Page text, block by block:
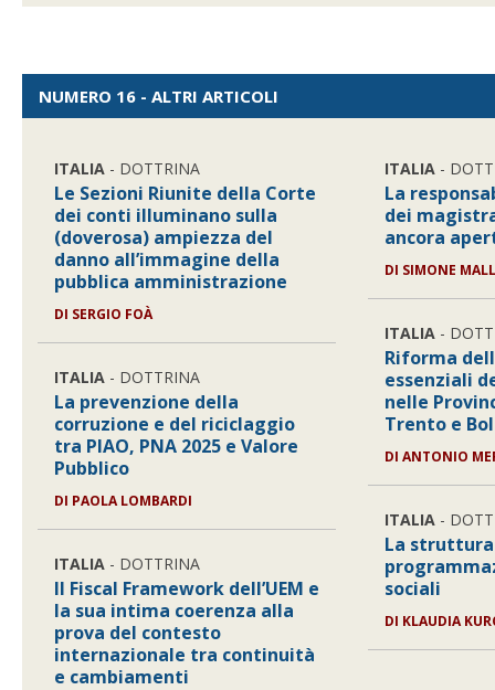
NUMERO 16 - ALTRI ARTICOLI
ITALIA - DOTTRINA
Le Sezioni Riunite della Corte
dei conti illuminano sulla
(doverosa) ampiezza del
danno all’immagine della
pubblica amministrazione
DI SERGIO FOÀ
ITALIA - DOTTRINA
La prevenzione della
corruzione e del riciclaggio
tra PIAO, PNA 2025 e Valore
Pubblico
DI PAOLA LOMBARDI
ITALIA - DOTTRINA
Il Fiscal Framework dell’UEM e
la sua intima coerenza alla
prova del contesto
internazionale tra continuità
e cambiamenti
ITALIA -
La
dei
ancora
DI SIMONE
ITALIA -
Riforma
essenziali
nelle
Trento e
DIANTONIO
ITALIA -
La
sociali
DI KLAUDIA